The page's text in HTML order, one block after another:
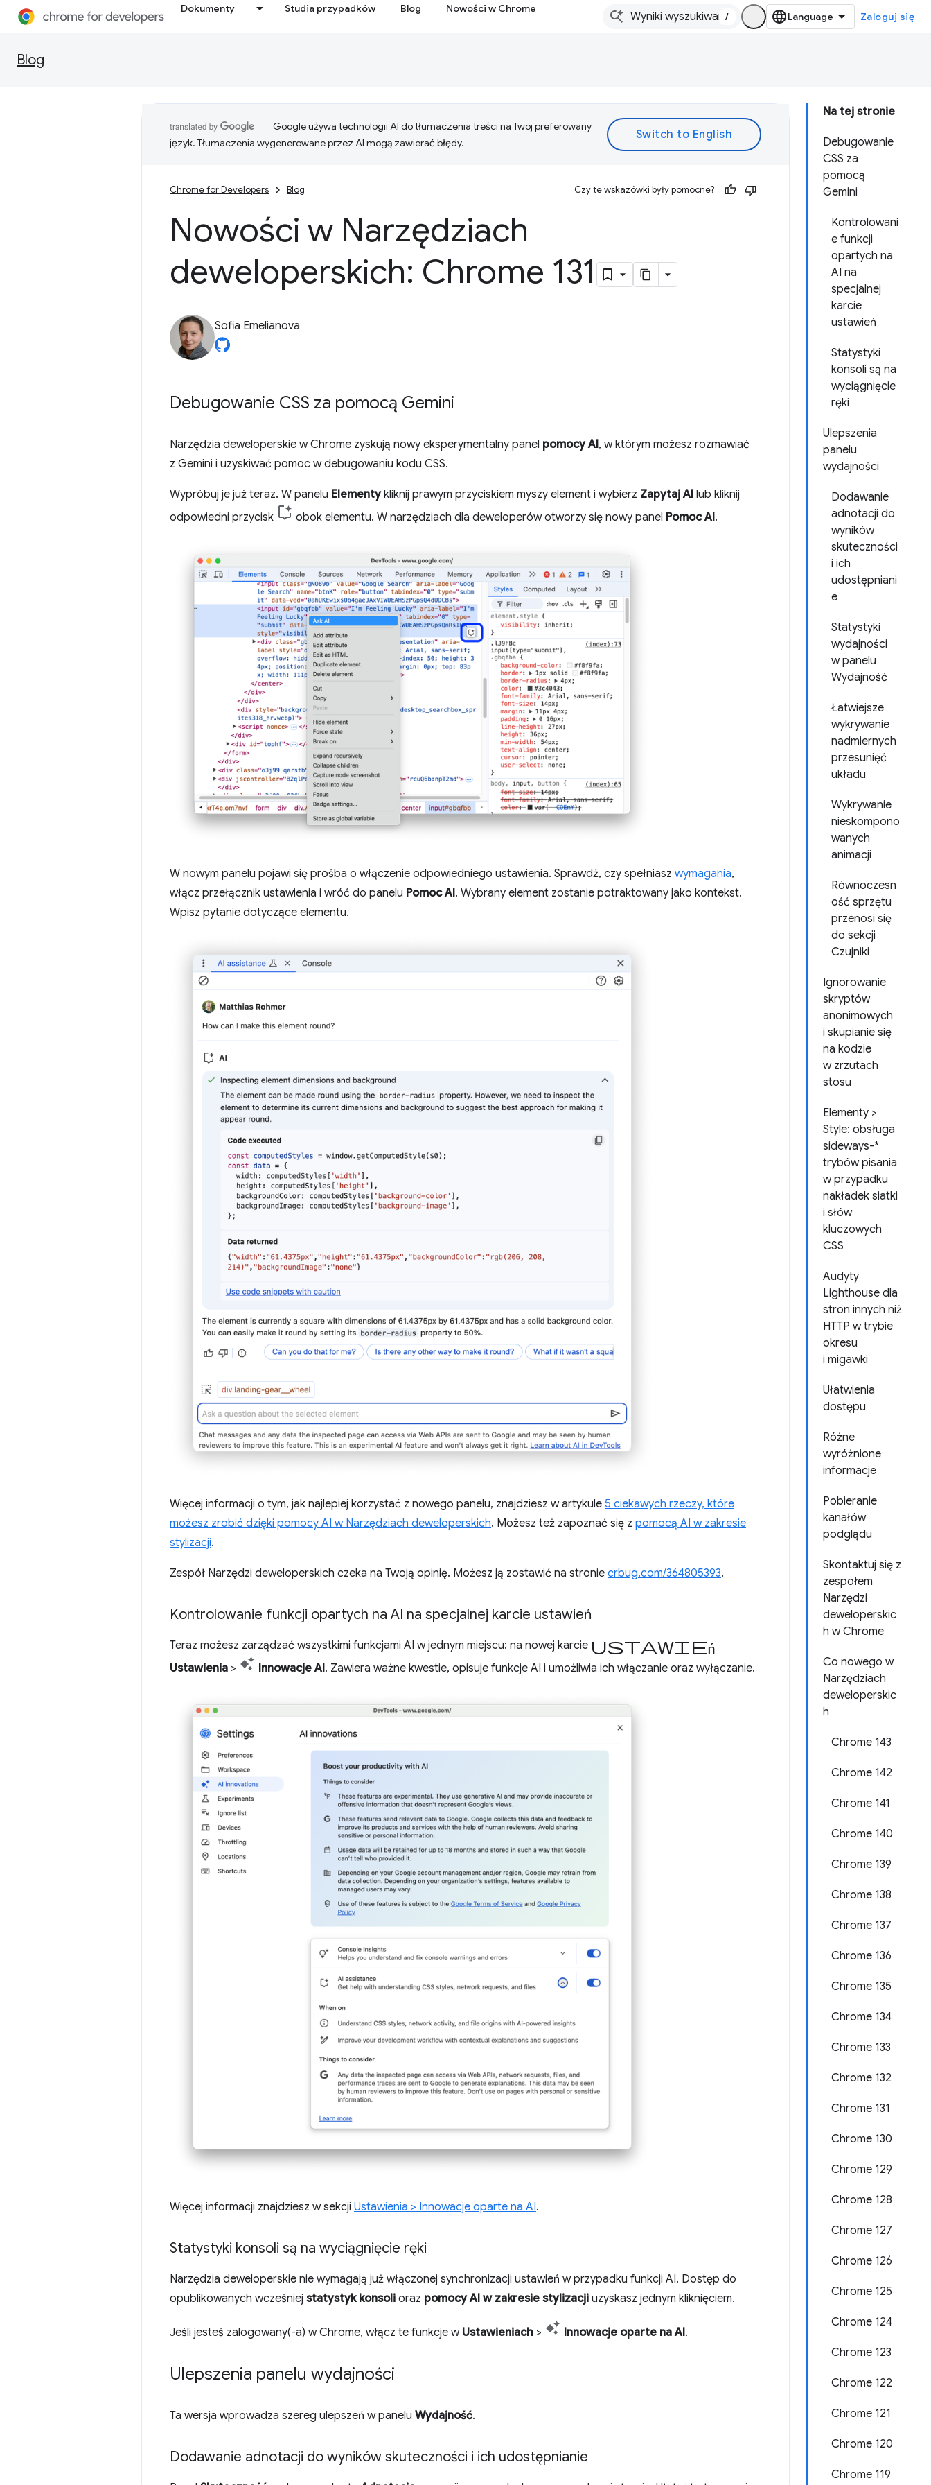
Dokumenty Studia przypadków Blog Nowości w Chrome
/ Zaloguj się
Blog
Na tej stronie
Debugowanie
CSS za
pomocą
Gemini
Kontrolowani
e funkcji
opartych na
AI na
specjalnej
karcie
ustawień
Statystyki
konsoli są na
wyciągnięcie
ręki
Ulepszenia
panelu
wydajności
Dodawanie
adnotacji do
wyników
skuteczności
i ich
udostępniani
e
Statystyki
wydajności
w panelu
Wydajność
Łatwiejsze
wykrywanie
nadmiernych
przesunięć
układu
Wykrywanie
nieskompono
wanych
animacji
Równoczesn
ość sprzętu
przenosi się
do sekcji
Czujniki
Ignorowanie
skryptów
anonimowych
i skupianie się
na kodzie
w zrzutach
stosu
Elementy >
Style: obsługa
sideways-*
trybów pisania
w przypadku
nakładek siatki
i słów
kluczowych
CSS
Audyty
Lighthouse dla
stron innych niż
HTTP w trybie
okresu
i migawki
Ułatwienia
dostępu
Różne
wyróżnione
informacje
Pobieranie
kanałów
podglądu
Skontaktuj się z
zespołem
Narzędzi
deweloperskic
h w Chrome
Co nowego w
Narzędziach
deweloperskic
h
Chrome 143
Chrome 142
Chrome 141
Chrome 140
Chrome 139
Chrome 138
Chrome 137
Chrome 136
Chrome 135
Chrome 134
Chrome 133
Chrome 132
Chrome 131
Chrome 130
Chrome 129
Chrome 128
Chrome 127
Chrome 126
Chrome 125
Chrome 124
Chrome 123
Chrome 122
Chrome 121
Chrome 120
Chrome 119
Google używa technologii AI do tłumaczenia treści na Twój preferowany
język. Tłumaczenia wygenerowane przez AI mogą zawierać błędy.
Chrome for Developers Blog Czy te wskazówki były pomocne?
Nowości w Narzędziach
deweloperskich: Chrome 131
Sofia Emelianova
Debugowanie CSS za pomocą Gemini
Narzędzia deweloperskie w Chrome zyskują nowy eksperymentalny panel pomocy AI, w którym możesz rozmawiać
z Gemini i uzyskiwać pomoc w debugowaniu kodu CSS.
Wypróbuj je już teraz. W panelu Elementykliknij prawym przyciskiem myszy element i wybierz Zapytaj AI lub kliknij
odpowiedni przycisk
obok elementu. W narzędziach dla deweloperów otworzy się nowy panel Pomoc AI.
W nowym panelu pojawi się prośba o włączenie odpowiedniego ustawienia. Sprawdź, czy spełniasz wymagania,
włącz przełącznik ustawienia i wróć do panelu Pomoc AI. Wybrany element zostanie potraktowany jako kontekst.
Wpisz pytanie dotyczące elementu.
Więcej informacji o tym, jak najlepiej korzystać z nowego panelu, znajdziesz w artykule 5 ciekawych rzeczy, które
możesz zrobić dzięki pomocy AI w Narzędziach deweloperskich. Możesz też zapoznać się z pomocą AI w zakresie
stylizacji.
Zespół Narzędzi deweloperskich czeka na Twoją opinię. Możesz ją zostawić na stronie crbug.com/364805393.
Kontrolowanie funkcji opartych na AI na specjalnej karcie ustawień
Teraz możesz zarządzać wszystkimi funkcjami AI w jednym miejscu: na nowej karcie ustawień
Ustawienia > Innowacje AI. Zawiera ważne kwestie, opisuje funkcje AI i umożliwia ich włączanie oraz wyłączanie.
Więcej informacji znajdziesz w sekcji Ustawienia > Innowacje oparte na AI.
Statystyki konsoli są na wyciągnięcie ręki
Narzędzia deweloperskie nie wymagają już włączonej synchronizacji ustawień w przypadku funkcji AI. Dostęp do
opublikowanych wcześniej statystyk konsoli oraz pomocy AI w zakresie stylizacji uzyskasz jednym kliknięciem.
Jeśli jesteś zalogowany(-a) w Chrome, włącz te funkcje w Ustawieniach > Innowacje oparte na AI.
Ulepszenia panelu wydajności
Ta wersja wprowadza szereg ulepszeń w panelu Wydajność.
Dodawanie adnotacji do wyników skuteczności i ich udostępnianie